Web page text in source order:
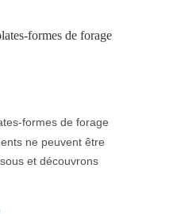
formes de forage
formes de forage
ne peuvent être
et découvrons